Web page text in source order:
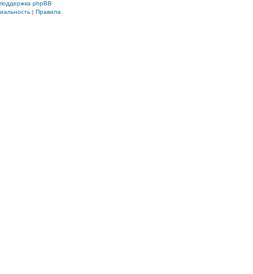
phpBB
| Правила